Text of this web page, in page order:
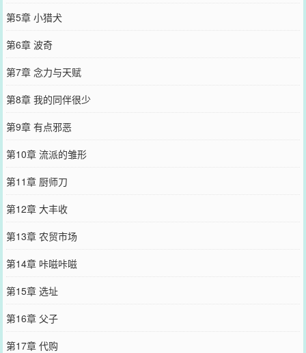
第5章 小猎犬
第6章 波奇
第7章 念力与天赋
第8章 我的同伴很少
第9章 有点邪恶
第10章 流派的雏形
第11章 厨师刀
第12章 大丰收
第13章 农贸市场
第14章 咔嗞咔嗞
第15章 选址
第16章 父子
第17章 代购